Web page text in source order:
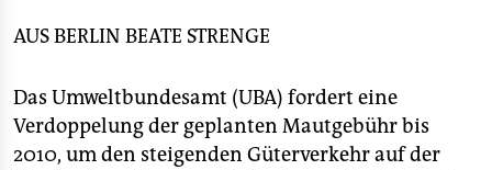
verlag
shop
fragen & hilfe
AUS BERLIN BEATE STRENGE
Das Umweltbundesamt (UBA) fordert eine
Verdoppelung der geplanten Mautgebühr bis
2010, um den steigenden Güterverkehr auf der